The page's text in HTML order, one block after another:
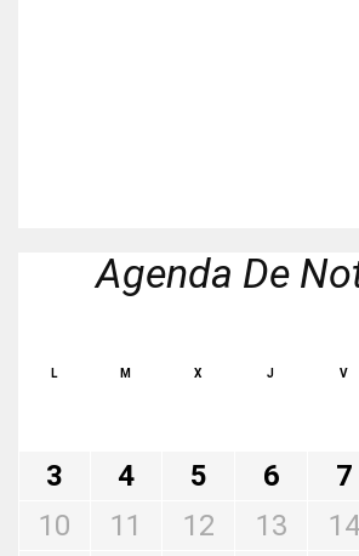
Agenda De
L M X J V
3
4 5 6 7
10
11 12 13 14